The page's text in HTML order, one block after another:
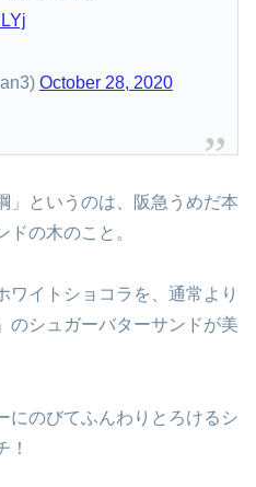
October 28, 2020
」というのは、阪急うめだ本
ドの木のこと。
ワイトショコラを、通常より
のシュガーバターサンドが美
にのびてふんわりとろけるシ
！